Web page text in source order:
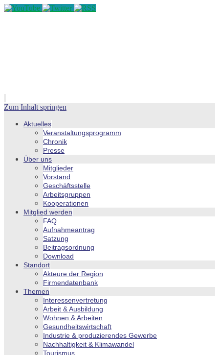
Zum Inhalt springen
Aktuelles
Veranstaltungsprogramm
Chronik
Presse
Über uns
Mitglieder
Vorstand
Geschäftsstelle
Arbeitsgruppen
Kooperationen
Mitglied werden
FAQ
Aufnahmeantrag
Satzung
Beitragsordnung
Download
Standort
Akteure der Region
Firmendatenbank
Themen
Interessenvertretung
Arbeit & Ausbildung
Wohnen & Arbeiten
Gesundheitswirtschaft
Industrie & produzierendes Gewerbe
Nachhaltigkeit & Klimawandel
Tourismus